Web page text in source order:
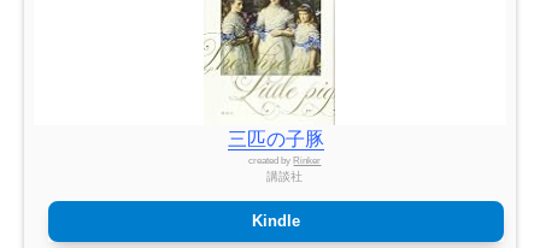
三匹の子豚
created by Rinker
講談社
Kindle